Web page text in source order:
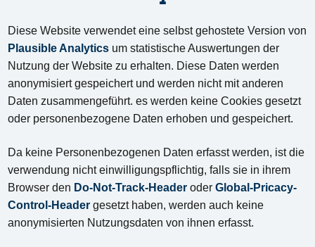
Diese Website verwendet eine selbst gehostete Version von
Plausible Analytics um statistische Auswertungen der
Nutzung der Website zu erhalten. Diese Daten werden
anonymisiert gespeichert und werden nicht mit anderen
Daten zusammengeführt. es werden keine Cookies gesetzt
oder personenbezogene Daten erhoben und gespeichert.
Da keine Personenbezogenen Daten erfasst werden, ist die
verwendung nicht einwilligungspflichtig, falls sie in ihrem
Browser den Do-Not-Track-Header oderGlobal-Pricacy-
Control-Header gesetzt haben, werden auch keine
anonymisierten Nutzungsdaten von ihnen erfasst.